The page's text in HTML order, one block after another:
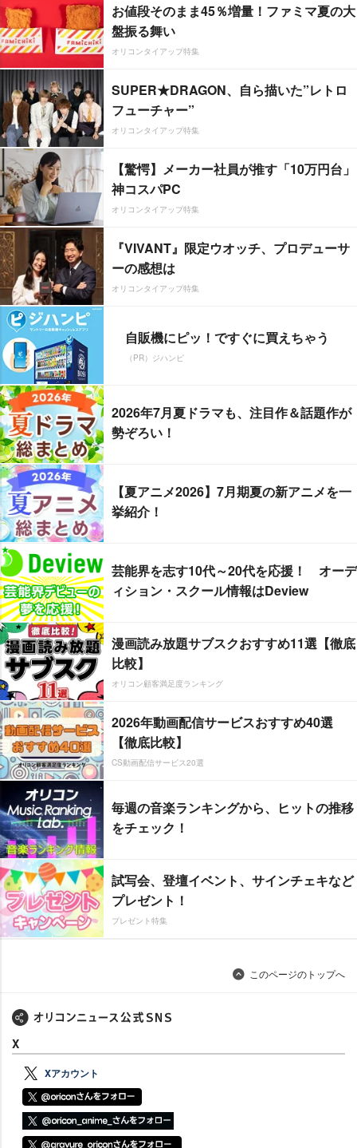
お値段そのまま45％増量！ファミマ夏の大
盤振る舞い
オリコンタイアップ特集
SUPER★DRAGON、自ら描いた”レトロ
フューチャー”
オリコンタイアップ特集
【驚愕】メーカー社員が推す「10万円台」
神コスパPC
オリコンタイアップ特集
『VIVANT』限定ウオッチ、プロデューサ
ーの感想は
オリコンタイアップ特集
自販機にピッ！ですぐに買えちゃう
（PR）ジハンピ
2026年7月夏ドラマも、注目作＆話題作が
勢ぞろい！
【夏アニメ2026】7月期夏の新アニメを一
挙紹介！
芸能界を志す10代～20代を応援！ オーデ
ィション・スクール情報はDeview
漫画読み放題サブスクおすすめ11選【徹底
比較】
オリコン顧客満足度ランキング
2026年動画配信サービスおすすめ40選
【徹底比較】
CS動画配信サービス20選
毎週の音楽ランキングから、ヒットの推移
をチェック！
試写会、登壇イベント、サインチェキなど
プレゼント！
プレゼント特集
このページのトップへ
X
Xアカウント